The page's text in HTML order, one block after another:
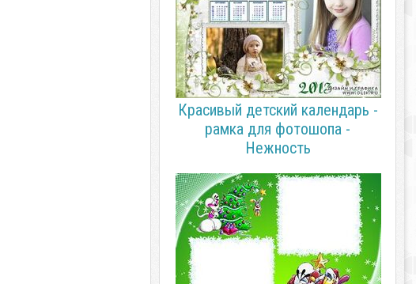
Красивый детский календарь -
рамка для фотошопа -
Нежность